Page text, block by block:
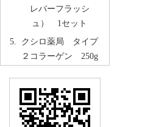
レバーフラッシ
ュ） 1セット
クシロ薬局 タイプ
２コラーゲン 250g